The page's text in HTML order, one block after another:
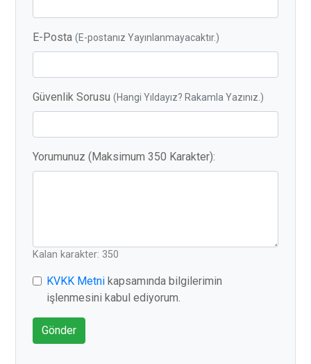
E-Posta(E-postanız Yayınlanmayacaktır.)
Güvenlik Sorusu(Hangi Yıldayız? Rakamla Yazınız.)
Yorumunuz (Maksimum 350 Karakter):
Kalan karakter: 350
KVKK Metni kapsamında bilgilerimin
işlenmesini kabul ediyorum.
Gönder